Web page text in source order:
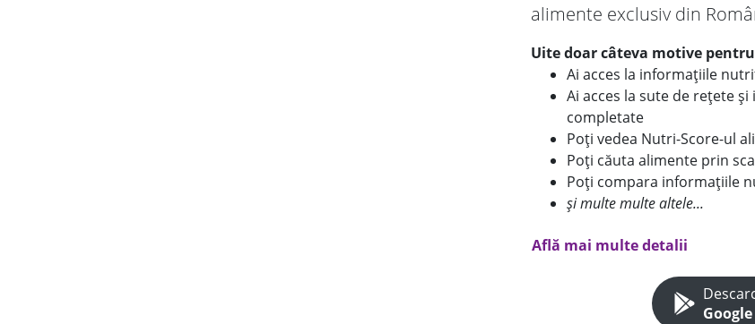
alimente exclusiv din
Uite doar câteva motive
Ai acces la informațiile
Ai acces la sute de rețete
completate
Poți vedea Nutri-Score-ul
Poți căuta alimente prin
Poți compara informațiile
și multe multe altele...
Află mai multe detalii